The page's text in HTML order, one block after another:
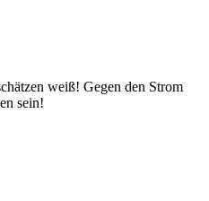
weiß! Gegen den Strom
sein!